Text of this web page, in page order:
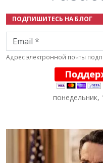
ПОДПИШИТЕСЬ НА БЛОГ
Email
Адрес электронной почты
понедельник,